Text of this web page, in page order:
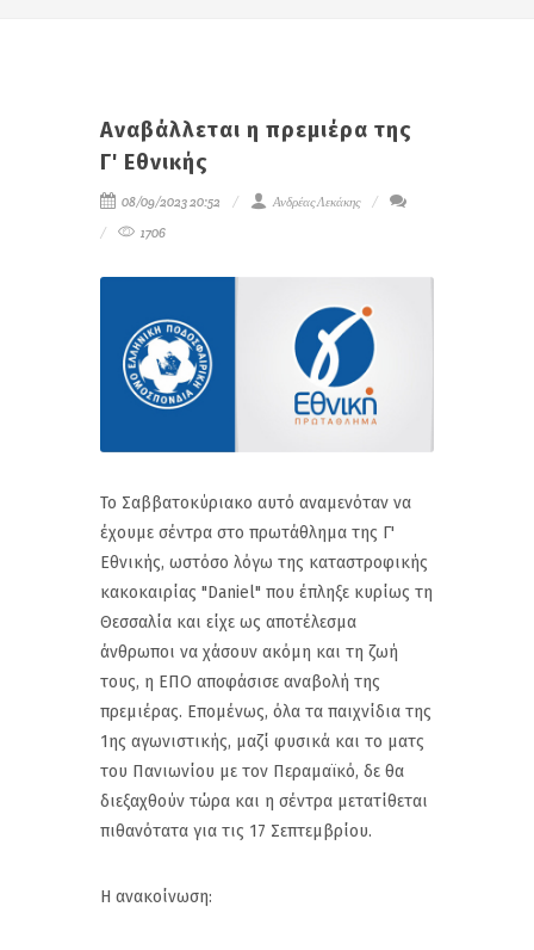
Αναβάλλεται η πρεμιέρα της
Γ' Εθνικής
08/09/2023 20:52
Ανδρέας Λεκάκης
1706
Το Σαββατοκύριακο αυτό αναμενόταν να
έχουμε σέντρα στο πρωτάθλημα της Γ'
Εθνικής, ωστόσο λόγω της καταστροφικής
κακοκαιρίας "Daniel" που έπληξε κυρίως τη
Θεσσαλία και είχε ως αποτέλεσμα
άνθρωποι να χάσουν ακόμη και τη ζωή
τους, η ΕΠΟ αποφάσισε αναβολή της
πρεμιέρας. Επομένως, όλα τα παιχνίδια της
1ης αγωνιστικής, μαζί φυσικά και το ματς
του Πανιωνίου με τον Περαμαϊκό, δε θα
διεξαχθούν τώρα και η σέντρα μετατίθεται
πιθανότατα για τις 17 Σεπτεμβρίου.
Η ανακοίνωση: